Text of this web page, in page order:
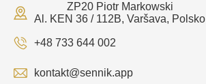
ZP20 Piotr Markowski
Al. KEN 36 / 112B, Varšava, Polsko
+48 733 644 002
kontakt@sennik.app